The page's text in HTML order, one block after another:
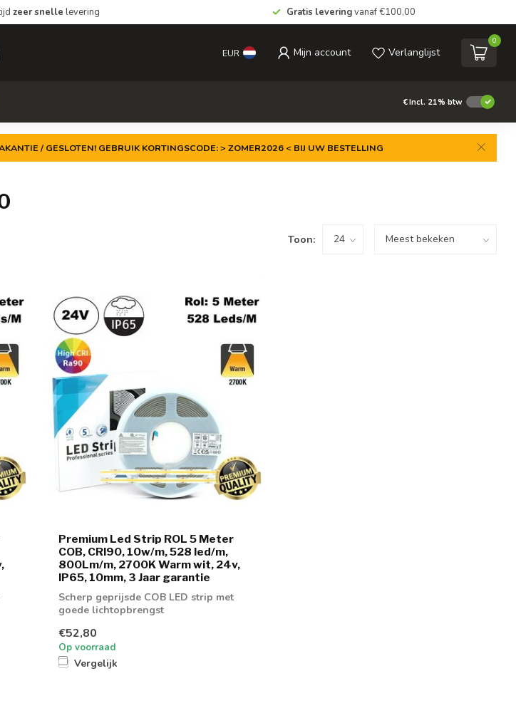
zeer snelle levering Gratis leveringvanaf €100,00
EUR Mijn account Verlanglijst
0
€Incl. 21% btw
/ GESLOTEN! GEBRUIK KORTINGSCODE: > ZOMER2026 < BIJ UW BESTELLING
Toon:
Premium Led Strip ROL 5 Meter
COB, CRI90, 10w/m, 528 led/m,
800Lm/m, 2700K Warm wit, 24v,
IP65, 10mm, 3 Jaar garantie
Scherp geprijsde COB LED strip met
goede lichtopbrengst
€52,80
Op voorraad
Vergelijk